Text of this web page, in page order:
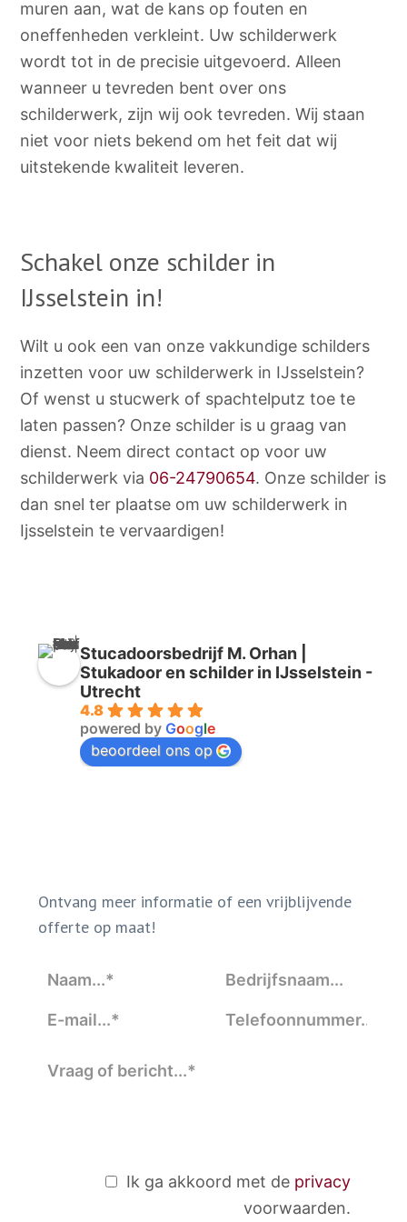
muren aan, wat de kans op fouten en
oneffenheden verkleint. Uw schilderwerk
wordt tot in de precisie uitgevoerd. Alleen
wanneer u tevreden bent over ons
schilderwerk, zijn wij ook tevreden. Wij staan
niet voor niets bekend om het feit dat wij
uitstekende kwaliteit leveren.
Schakel onze schilder in
IJsselstein in!
Wilt u ook een van onze vakkundige schilders
inzetten voor uw schilderwerk in IJsselstein?
Of wenst u stucwerk of spachtelputz toe te
laten passen? Onze schilder is u graag van
dienst. Neem direct contact op voor uw
schilderwerk via 06-24790654. Onze schilder is
dan snel ter plaatse om uw schilderwerk in
Ijsselstein te vervaardigen!
Stucadoorsbedrijf M. Orhan |
Stukadoor en schilder in IJsselstein -
Utrecht
4.8
powered by Google
beoordeel ons op
Ontvang meer informatie of een vrijblijvende
offerte op maat!
Ik ga akkoord met de privacy
voorwaarden.